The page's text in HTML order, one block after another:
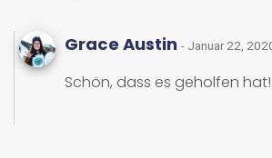
Grace Austin - Januar 22,
Schön, dass es geholfen hat!